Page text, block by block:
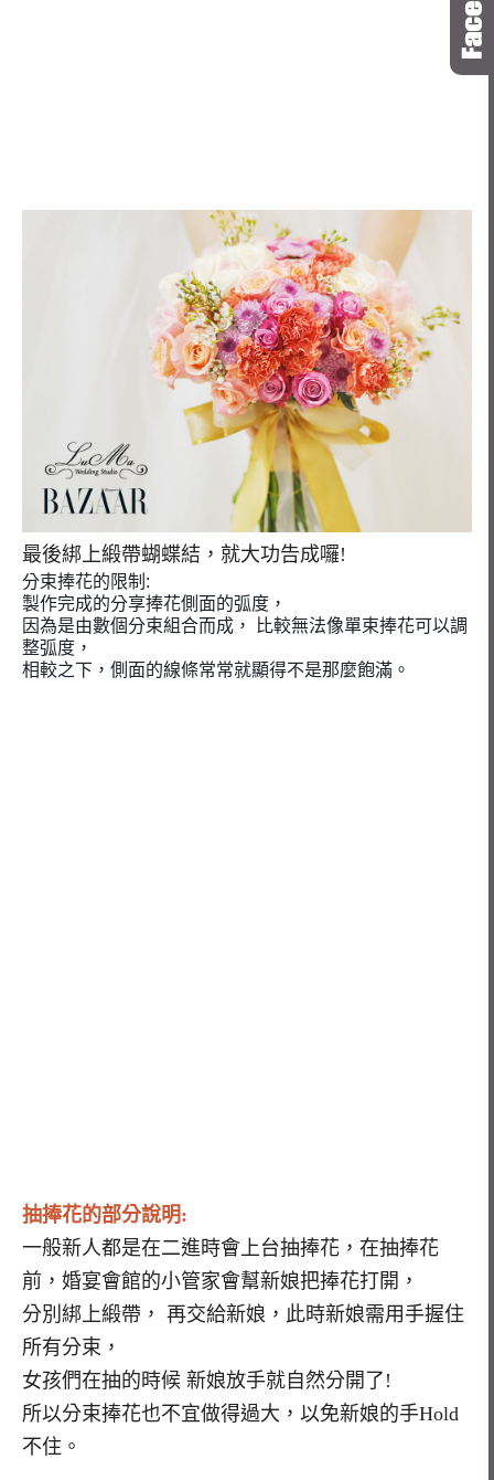
最後綁上緞帶蝴蝶結， 就大功告成囉!
分束捧花的限制:
製作完成的分享捧花側面的弧度，
因為是由數個分束組合而成， 比較無法像單束捧花可以調
整弧度，
相較之下，側面的線條常常就顯得不是那麼飽滿。
抽捧花的部分說明:
一般新人都是在二進時會上台抽捧花，在抽捧花
前，婚宴會館的小管家會幫新娘把捧花打開，
分別綁上緞帶， 再交給新娘，此時新娘需用手握住
所有分束，
女孩們在抽的時候 新娘放手就自然分開了!
所以分束捧花也不宜做得過大，以免新娘的手Hold
不住。